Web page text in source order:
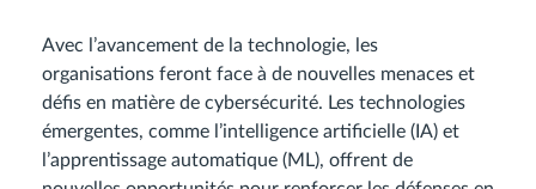
Avec l’avancement de la technologie, les
organisations feront face à de nouvelles menaces et
défis en matière de cybersécurité. Les technologies
émergentes, comme l’intelligence artificielle (IA) et
l’apprentissage automatique (ML), offrent de